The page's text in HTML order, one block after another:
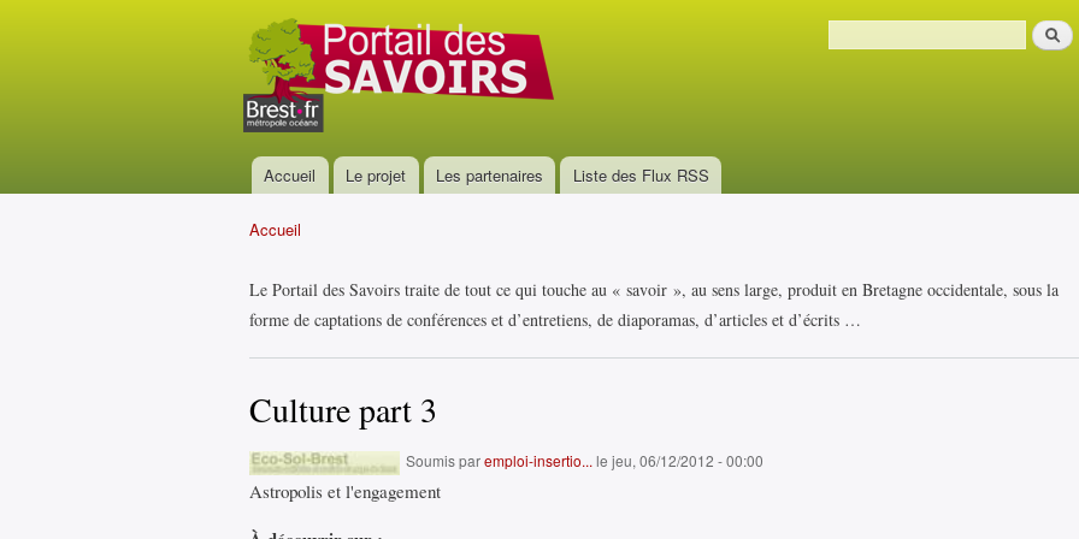
Portail
des
savoirs
Formulaire de recherche
Menu principal
Accueil Le projet Les partenaires Liste des Flux RSS
Accueil
Le Portail des Savoirs traite de tout ce qui touche au « savoir », au sens large, produit en Bretagne occidentale, sous la
forme de captations de conférences et d’entretiens, de diaporamas, d’articles et d’écrits …
Culture part 3
Soumis paremploi-insertio... le jeu, 06/12/2012 - 00:00
Astropolis et l'engagement